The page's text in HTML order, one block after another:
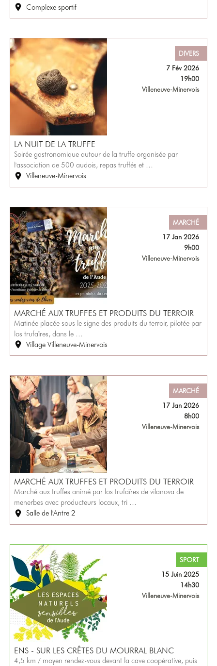
Complexe sportif
DIVERS
7 Fév 2026
19h00
Villeneuve-Minervois
LA NUIT DE LA TRUFFE
Soirée gastronomique autour de la truffe organisée par
l'association de 500 audois, repas truffés et …
Villeneuve-Minervois
MARCHÉ
17 Jan 2026
9h00
Villeneuve-Minervois
MARCHÉ AUX TRUFFES ET PRODUITS DU TERROIR
Matinée placée sous le signe des produits du terroir, pilotée par
los trufaïres, dans le …
Village Villeneuve-Minervois
MARCHÉ
17 Jan 2026
8h00
Villeneuve-Minervois
MARCHÉ AUX TRUFFES ET PRODUITS DU TERROIR
Marché aux truffes animé par los trufaïres de vilanova de
menerbes avec producteurs locaux, tri …
Salle de l'Antre 2
SPORT
15 Juin 2025
14h30
Villeneuve-Minervois
ENS - SUR LES CRÊTES DU MOURRAL BLANC
4,5 km / moyen rendez-vous devant la cave coopérative, puis